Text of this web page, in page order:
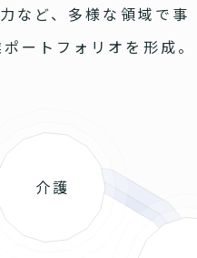
など、多様な領域で事
ートフォリオを形成。
介護